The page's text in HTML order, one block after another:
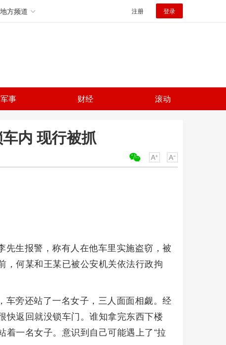
地方频道 注册 登录
军事 财经 滚动
内 现行被抓
生报警，称有人在他车里实施盗窃，被
，何某和王某已被公安机关依法行政拘
车旁还站了一名女子，三人面面相觑。经
快返回就没锁车门。谁知拿完东西下楼
一名女子。意识到自己可能遇上了“拉